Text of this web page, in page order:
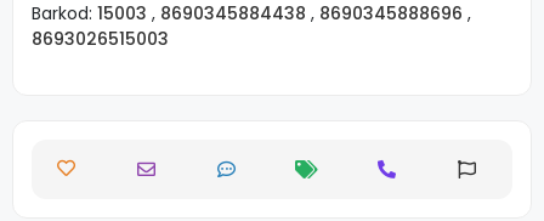
Barkod: 15003 , 8690345884438 , 8690345888696 ,
8693026515003